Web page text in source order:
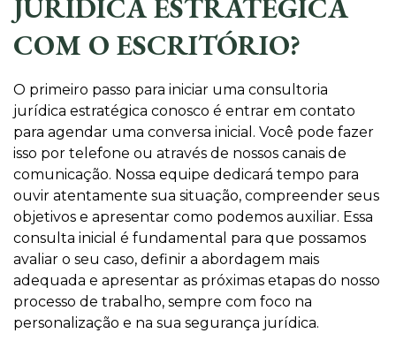
JURÍDICA ESTRATÉGICA
COM O ESCRITÓRIO?
O primeiro passo para iniciar uma consultoria
jurídica estratégica conosco é entrar em contato
para agendar uma conversa inicial. Você pode fazer
isso por telefone ou através de nossos canais de
comunicação. Nossa equipe dedicará tempo para
ouvir atentamente sua situação, compreender seus
objetivos e apresentar como podemos auxiliar. Essa
consulta inicial é fundamental para que possamos
avaliar o seu caso, definir a abordagem mais
adequada e apresentar as próximas etapas do nosso
processo de trabalho, sempre com foco na
personalização e na sua segurança jurídica.